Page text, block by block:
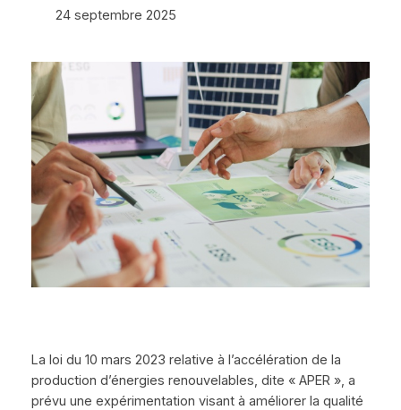
24 septembre 2025
La loi du 10 mars 2023 relative à l’accélération de la
production d’énergies renouvelables, dite « APER », a
prévu une expérimentation visant à améliorer la qualité